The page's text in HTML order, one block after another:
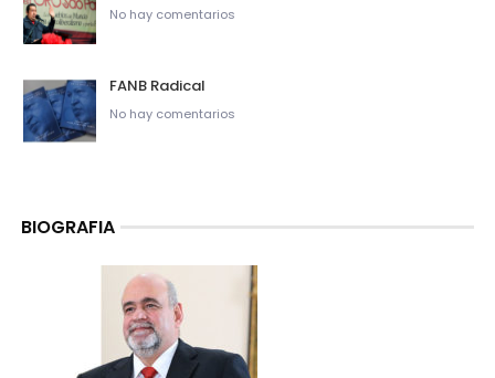
No hay comentarios
FANB Radical
No hay comentarios
BIOGRAFIA